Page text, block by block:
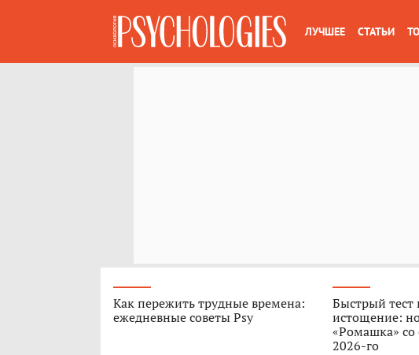
ЛУЧШЕЕ СТАТЬИ
Как пережить трудные времена:
ежедневные советы Psy
Быстрый тест
истощение:
«Ромашка» со
2026-го